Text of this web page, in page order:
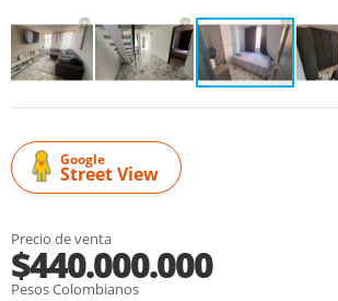
Google
Street View
Precio de venta
$440.000.000
Pesos Colombianos